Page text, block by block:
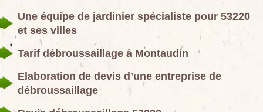
Une équipe de jardinier spécialiste pour 53220
et ses villes
Tarif débroussaillage à Montaudin
Elaboration de devis d’une entreprise de
débroussaillage